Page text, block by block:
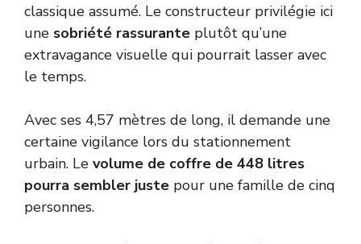
classique assumé. Le constructeur privilégie ici
une sobriété rassurante plutôt qu’une
extravagance visuelle qui pourrait lasser avec
le temps.
Avec ses 4,57 mètres de long, il demande une
certaine vigilance lors du stationnement
urbain. Le volume de coffre de 448 litres
pourra sembler juste pour une famille de cinq
personnes.